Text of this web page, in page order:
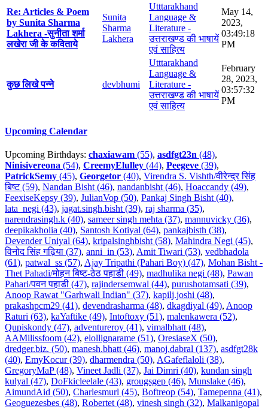
Re: Articles & Poem
by Sunita Sharma
Lakhera -सुनीता शर्मा
लखेरा जी के कविताये
Sunita
Sharma
Lakhera
Utttarakhand
Language &
Literature -
उत्तराखण्ड की भाषायें
एवं साहित्य
May 14,
2023,
03:49:18
PM
कुछ लिखे पन्ने devbhumi
Utttarakhand
Language &
Literature -
उत्तराखण्ड की भाषायें
एवं साहित्य
February
28, 2023,
03:57:32
PM
Upcoming Calendar
Upcoming Birthdays: chaxiawam (55), asdfgt23n (48),
Ninisivereona (54), CreemyElulley (44), Peegeve (39),
PatrickSemy (45), Georgetor (40), Virendra S. Vishth/वीरेन्द्र सिंह
बिष्ट (59), Nandan Bisht (46), nandanbisht (46), Hoaccandy (49),
FeexiseKepsy (39), JulianVop (50), Pankaj Singh Bisht (40),
lata_negi (43), jagat.singh.bisht (39), raj sharma (35),
narendrasingh.k (40), sameer singh mehta (37), mannuvicky (36),
deepikakholia (40), Santosh Kotiyal (64), pankajbisth (38),
Devender Uniyal (64), kripalsinghbisht (58), Mahindra Negi (45),
विनोद सिंह गढ़िया (37), anni_in (53), Amit Tiwari (53), vedbhadola
(61), patwal_ss (57), Ajay Tripathi (Pahari Boy) (47), Mohan Bisht -
Thet Pahadi/मोहन बिष्ट-ठेठ पहाडी (49), madhulika negi (48), Pawan
Pahari/पवन पहाडी (47), rajindersemwal (44), purushotamsati (39),
Anoop Rawat "Garhwali Indian" (37), kapilj.joshi (48),
prakashpcm29 (41), devendrasharma (48), dkagdiyal (49), Anoop
Raturi (63), kaYaftike (49), Intoftoxy (51), malenkawera (52),
Qupiskondy (47), adventureroy (41), vimalbhatt (48),
AAMilissfoom (42), elollignarame (51), OresiaseX (50),
dredger.biz. (50), manesh.bhatt (46), manoj.dabral (137), asdfgt28k
(40), EmyKocur (39), dharmendra (50), AGafeflaloli (38),
GregoryMaP (48), Vineet Jadli (37), Jai Dimri (40), kundan singh
kulyal (47), DoFkicleelale (43), grougsgep (46), Munslake (46),
AimundAid (50), Charlesmurl (45), Boftreop (54), Tamepenna (41),
Geoguezesbes (48), Robertet (48), vinesh singh (32), Malkanigopal